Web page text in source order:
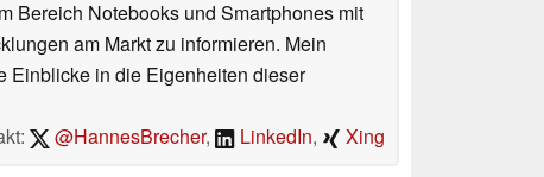
Bereich Notebooks und Smartphones mit
am Markt zu informieren. Mein
Einblicke in die Eigenheiten dieser
@HannesBrecher, LinkedIn, Xing